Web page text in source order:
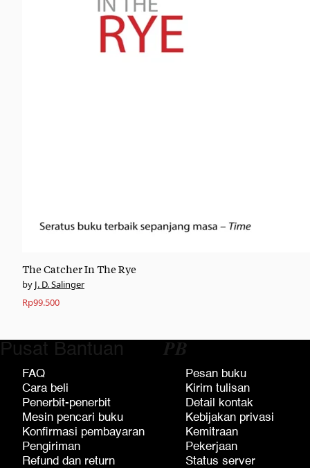
The Catcher In The Rye
J. D. Salinger
Rp99.500
Pusat Bantuan
FAQ
Cara beli
Penerbit-penerbit
Mesin pencari buku
Konfirmasi pembayaran
Pengiriman
Refund dan return
𝑷𝑩
Pesan buku
Kirim tulisan
Detail kontak
Kebijakan privasi
Kemitraan
Pekerjaan
Status server